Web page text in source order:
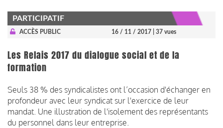
PARTICIPATIF
ACCÈS PUBLIC 16 / 11 / 2017 | 37 vues
Les Relais 2017 du dialogue social et de la
formation
Seuls 38 % des syndicalistes ont l’occasion d'échanger en
profondeur avec leur syndicat sur l'exercice de leur
mandat. Une illustration de l'isolement des représentants
du personnel dans leur entreprise.